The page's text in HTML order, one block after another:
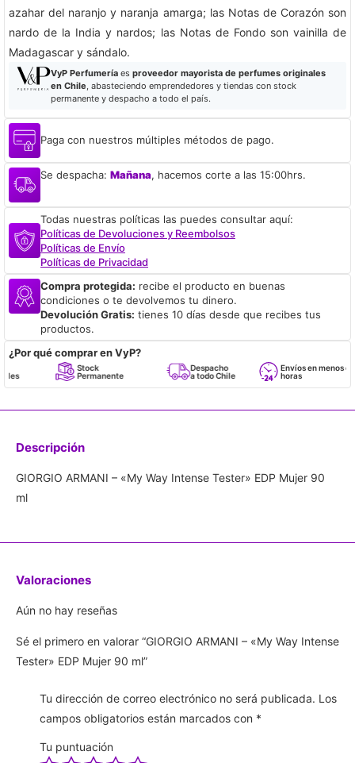
azahar del naranjo y naranja amarga; las Notas de Corazón son
nardo de la India y nardos; las Notas de Fondo son vainilla de
Madagascar y sándalo.
VyP Perfumeríaes proveedor mayorista de perfumes originales
en Chile , abasteciendo emprendedores y tiendas con stock
permanente y despacho a todo el país.
Paga con nuestros múltiples métodos de pago.
Se despacha: Mañana, hacemos corte a las 15:00hrs.
Todas nuestras políticas las puedes consultar aquí:
Políticas de Devoluciones y Reembolsos
Políticas de Envío
Políticas de Privacidad
Compra protegida: recibe el producto en buenas
condiciones o te devolvemos tu dinero.
Devolución Gratis: tienes 10 días desde que recibes tus
productos.
¿Por qué comprar en VyP?
Stock
Permanente
Despacho
a todo Chile
Envíos en menos de 24
horas
Descripción
GIORGIO ARMANI – «My Way Intense Tester» EDP Mujer 90
ml
Valoraciones
Aún no hay reseñas
Sé el primero en valorar “GIORGIO ARMANI – «My Way Intense
Tester» EDP Mujer 90 ml”
Tu dirección de correo electrónico no será publicada. Los
campos obligatorios están marcados con *
Tu puntuación